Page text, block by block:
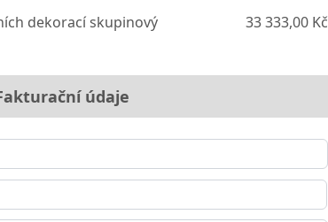
dekorací skupinový
33 333,00 Kč
údaje